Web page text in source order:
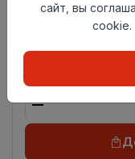
Актуальность
19.6
сайт, вы